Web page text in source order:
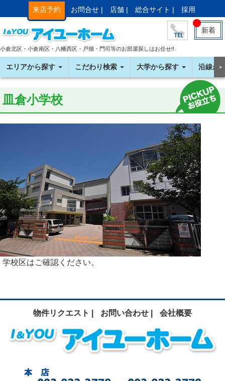
来店予約 お問合せ | 店舗 | 総合サイト | 採用
新着
小倉北区・小倉南区・八幡西区・戸畑・門司等のお部屋探しはお任せ!!
エリアから探す こだわり検索 大学から探す 沿線か＞
皿倉小学校
学校区はご確認ください。
物件リクエスト | お問い合わせ | 会社概要